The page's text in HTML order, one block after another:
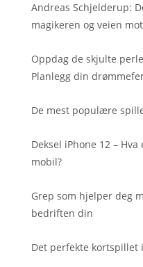
Andreas Schjelderup:
magikeren og veien
Oppdag de skjulte
Planlegg din
De mest populære
Deksel iPhone 12 –
mobil?
Grep som hjelper deg
bedriften din
Det perfekte kortspillet